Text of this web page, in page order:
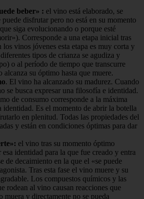
beber» : el vino está elaborado, se
puede disfrutar pero no está en su momento
siga evolucionando o porque esté
Corresponde a una etapa inicial tras
los vinos jóvenes esta etapa es muy corta y
tipos de crianza se agudiza y
o al período de tiempo que transcurre
alcanza su óptimo hasta que muere.
. El vino ha alcanzado su madurez. Cuando
se busca expresar una filosofía e identidad.
de consumo corresponde a la máxima
identidad. Es el momento de abrir la botella
en plenitud. Todas las propiedades del
y están en condiciones óptimas para dar
el vino tras su momento óptimo
esa identidad para la que fue creado y entra
de decaimiento en la que el «se puede
Tras esta fase el vino muere y su
Los compuestos químicos y las
rodean al vino causan reacciones que
muera y directamente no se pueda